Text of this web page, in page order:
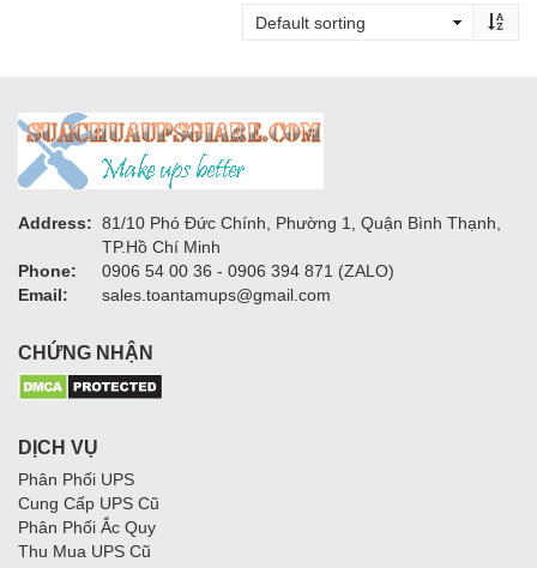
2,900,000₫.
2,700,000₫.
Address: 81/10 Phó Đức Chính, Phường 1, Quận Bình Thạnh,
TP.Hồ Chí Minh
Phone:
0906 54 00 36 - 0906 394 871 (ZALO)
Email:
sales.toantamups@gmail.com
CHỨNG NHẬN
DỊCH VỤ
Phân Phối UPS
Cung Cấp UPS Cũ
Phân Phối Ắc Quy
Thu Mua UPS Cũ